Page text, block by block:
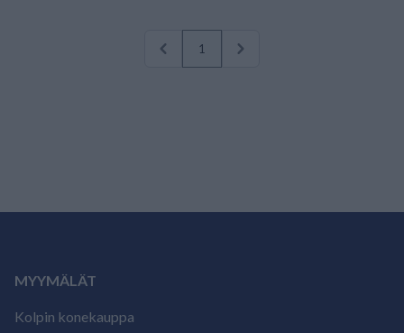
1
MYYMÄLÄT
Kolpin konekauppa